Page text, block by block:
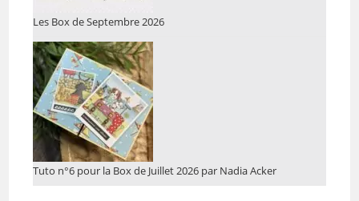
Les Box de Septembre 2026
Tuto n°6 pour la Box de Juillet 2026 par Nadia Acker